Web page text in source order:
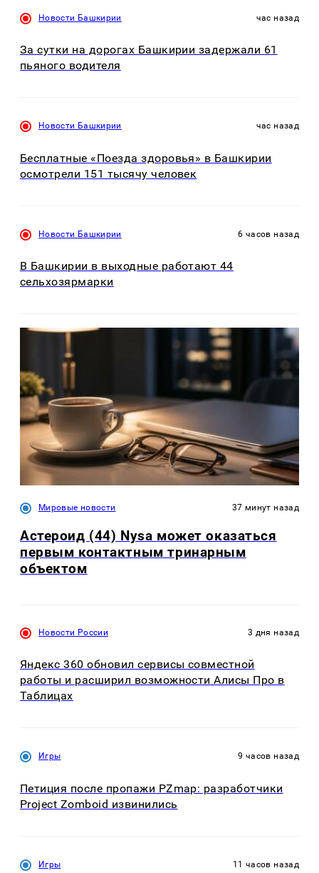
Новости Башкирии час назад
За сутки на дорогах Башкирии задержали 61
пьяного водителя
Новости Башкирии час назад
Бесплатные «Поезда здоровья» в Башкирии
осмотрели 151 тысячу человек
Новости Башкирии 6 часов назад
В Башкирии в выходные работают 44
сельхозярмарки
Мировые новости 37 минут назад
Астероид (44) Nysa может оказаться
первым контактным тринарным
объектом
Новости России 3 дня назад
Яндекс 360 обновил сервисы совместной
работы и расширил возможности Алисы Про в
Таблицах
Игры 9 часов назад
Петиция после пропажи PZmap: разработчики
Project Zomboid извинились
Игры 11 часов назад